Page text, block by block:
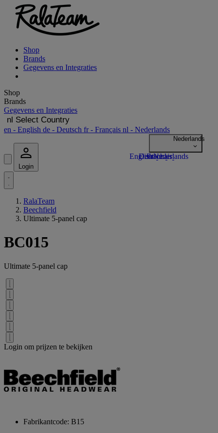
Shop
Brands
Gegevens en Integraties
Shop
Brands
Gegevens en Integraties
nl Select Country
en - English de - Deutsch fr- Français nl - Nederlands
Login
RalaTeam
Beechfield
Ultimate 5-panel cap
BC015
Ultimate 5-panel cap
Login om prijzen te bekijken
Fabrikantcode: B15